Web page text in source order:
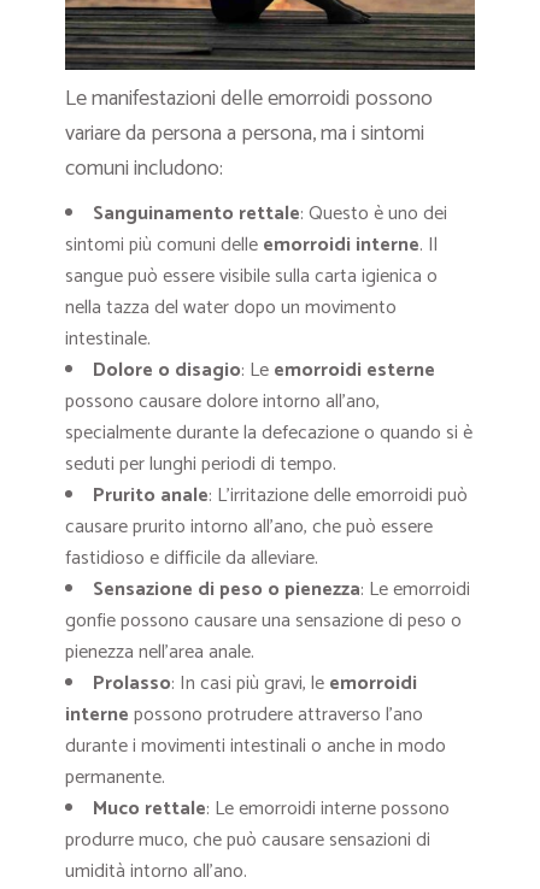
Le manifestazioni delle emorroidi possono
variare da persona a persona, ma i sintomi
comuni includono:
Sanguinamento rettale: Questo è uno dei
sintomi più comuni delleemorroidi interne. Il
sangue può essere visibile sulla carta igienica o
nella tazza del water dopo un movimento
intestinale.
Dolore o disagio: Leemorroidi esterne
possono causare dolore intorno all’ano,
specialmente durante la defecazione o quando si è
seduti per lunghi periodi di tempo.
Prurito anale: L’irritazione delle emorroidi può
causare prurito intorno all’ano, che può essere
fastidioso e difficile da alleviare.
Sensazione di peso o pienezza: Le emorroidi
gonfie possono causare una sensazione di peso o
pienezza nell’area anale.
Prolasso: In casi più gravi, leemorroidi
internepossono protrudere attraverso l’ano
durante i movimenti intestinali o anche in modo
permanente.
Muco rettale: Le emorroidi interne possono
produrre muco, che può causare sensazioni di
umidità intorno all’ano.